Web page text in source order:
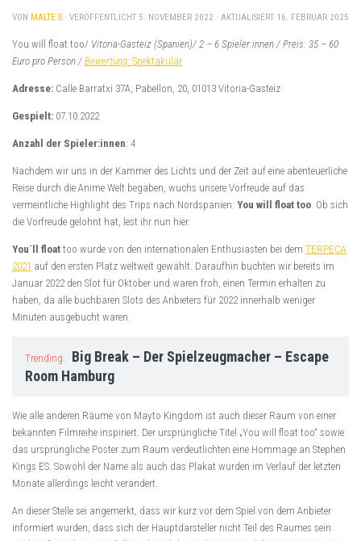
VON MALTE S · VERÖFFENTLICHT 5. NOVEMBER 2022 · AKTUALISIERT 16. FEBRUAR 2025
You will float too/ Vitoria-Gasteiz (Spanien)/ 2 – 6 Spieler:innen / Preis: 35 – 60
Euro pro Person / Bewertung: Spektakulär
Adresse: Calle Barratxi 37A, Pabellon, 20, 01013 Vitoria-Gasteiz
Gespielt: 07.10.2022
Anzahl der Spieler:innen: 4
Nachdem wir uns in der Kammer des Lichts und der Zeit auf eine abenteuerliche
Reise durch die Anime Welt begaben, wuchs unsere Vorfreude auf das
vermeintliche Highlight des Trips nach Nordspanien: You will float too. Ob sich
die Vorfreude gelohnt hat, lest ihr nun hier.
You´ll float too wurde von den internationalen Enthusiasten bei dem TERPECA
2021 auf den ersten Platz weltweit gewählt. Daraufhin buchten wir bereits im
Januar 2022 den Slot für Oktober und waren froh, einen Termin erhalten zu
haben, da alle buchbaren Slots des Anbieters für 2022 innerhalb weniger
Minuten ausgebucht waren.
Trending:
Big Break – Der Spielzeugmacher – Escape
Room Hamburg
Wie alle anderen Räume von Mayto Kingdom ist auch dieser Raum von einer
bekannten Filmreihe inspiriert. Der ursprüngliche Titel „You will float too“ sowie
das ursprüngliche Poster zum Raum verdeutlichten eine Hommage an Stephen
Kings ES. Sowohl der Name als auch das Plakat wurden im Verlauf der letzten
Monate allerdings leicht verändert.
An dieser Stelle sei angemerkt, dass wir kurz vor dem Spiel von dem Anbieter
informiert wurden, dass sich der Hauptdarsteller nicht Teil des Raumes sein